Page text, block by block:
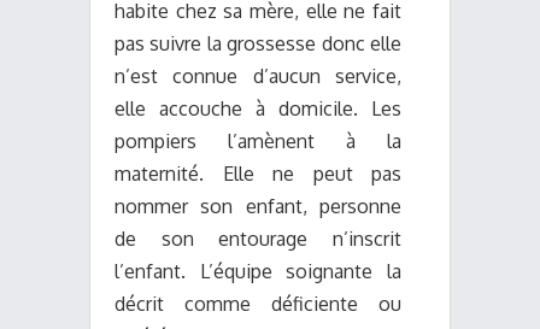
habite chez sa mère, elle ne fait
pas suivre la grossesse donc elle
n’est connue d’aucun service,
elle accouche à domicile. Les
pompiers l’amènent à la
maternité. Elle ne peut pas
nommer son enfant, personne
de son entourage n’inscrit
l’enfant. L’équipe soignante la
décrit comme déficiente ou